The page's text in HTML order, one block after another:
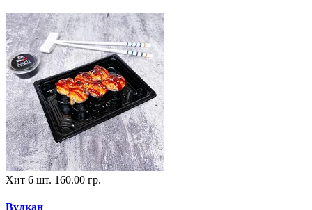
Хит 6 шт. 160.00 гр.
Вулкан